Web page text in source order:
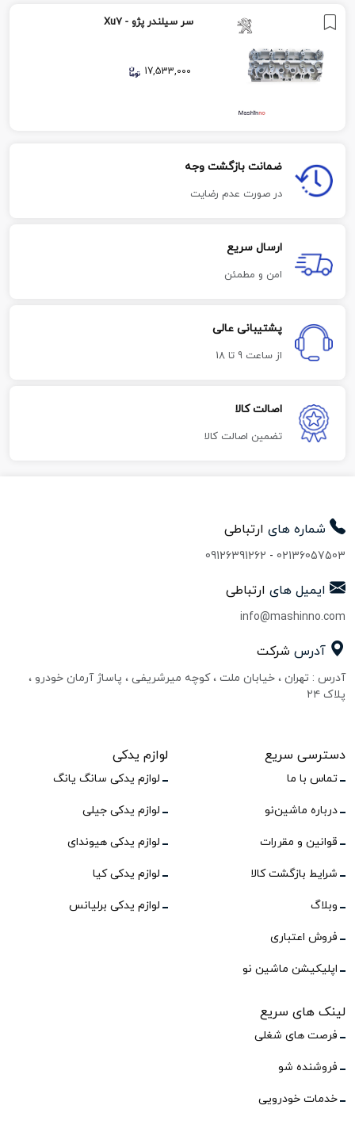
سر سیلندر پژو - Xu7
17,533,000
ضمانت بازگشت وجه
در صورت عدم رضایت
ارسال سریع
امن و مطمئن
پشتیبانی عالی
از ساعت 9 تا 18
اصالت کالا
تضمین اصالت کالا
شماره های ارتباطی
02136057503
-
09126391262
ایمیل های ارتباطی
info@mashinno.com
آدرس شرکت
آدرس : تهران ، خیابان ملت ، کوچه میرشریفی ، پاساژ آرمان خودرو ،
پلاک ۲۴
دسترسی سریع
تماس با ما
درباره ماشین‌نو
قوانین و مقررات
شرایط بازگشت کالا
وبلاگ
فروش اعتباری
اپلیکیشن ماشین نو
لوازم یدکی
لوازم یدکی سانگ یانگ
لوازم یدکی جیلی
لوازم یدکی هیوندای
لوازم یدکی کیا
لوازم یدکی برلیانس
لینک های سریع
فرصت های شغلی
فروشنده شو
خدمات خودرویی